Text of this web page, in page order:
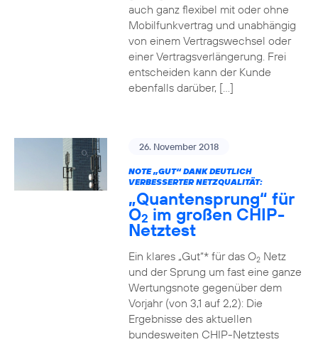
auch ganz flexibel mit oder ohne
Mobilfunkvertrag und unabhängig
von einem Vertragswechsel oder
einer Vertragsverlängerung. Frei
entscheiden kann der Kunde
ebenfalls darüber, […]
26. November 2018
NOTE „GUT“ DANK DEUTLICH
VERBESSERTER NETZQUALITÄT:
„Quantensprung“ für
O2 im großen CHIP-
Netztest
Ein klares „Gut“* für das O2Netz
und der Sprung um fast eine ganze
Wertungsnote gegenüber dem
Vorjahr (von 3,1 auf 2,2): Die
Ergebnisse des aktuellen
bundesweiten CHIP-Netztests